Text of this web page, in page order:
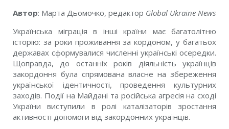
Автор: Марта Дьомочко, редактор Global Ukraine News
Українська міграція в інші країни має багатолітню
історію: за роки проживання за кордоном, у багатьох
державах сформувалися численні українські осередки.
Щоправда, до останніх років діяльність українців
закордоння була спрямована власне на збереження
української ідентичності, проведення культурних
заходів. Події на Майдані та російська агресія на сході
України виступили в ролі каталізаторів зростання
активності допомоги від закордонних українців.